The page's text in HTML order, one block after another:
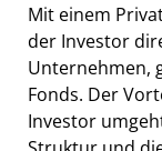
Mit einem
der Investor
Unternehmen,
Fonds. Der
Investor